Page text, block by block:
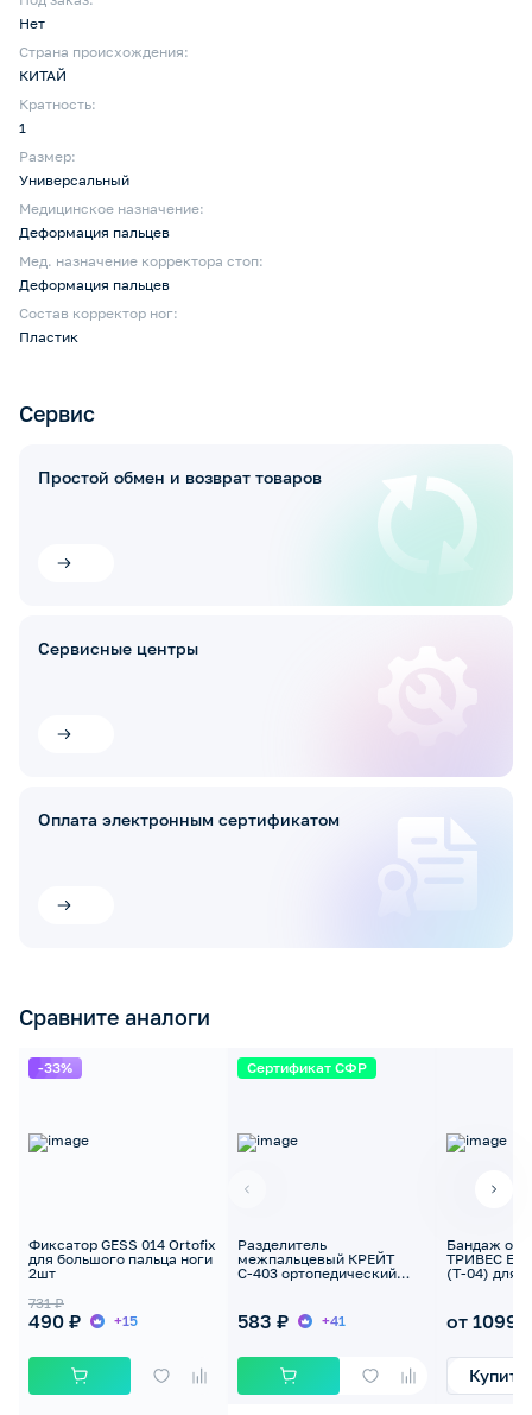
Нет
Страна происхождения:
КИТАЙ
Кратность:
1
Размер:
Универсальный
Медицинское назначение:
Деформация пальцев
Мед. назначение корректора стоп:
Деформация пальцев
Состав корректор ног:
Пластик
Сервис
Простой обмен и возврат товаров
Сервисные центры
Оплата электронным сертификатом
Сравните аналоги
-33%
Фиксатор GESS 014 Ortofix
для большого пальца ноги
2шт
490 ₽
731 ₽
+15
Сертификат СФР
Разделитель
межпальцевый КРЕЙТ
С-403 ортопедический
583 ₽ +41
Бандаж
ТРИВЕС
(Т-04) для
от 1099
Купить